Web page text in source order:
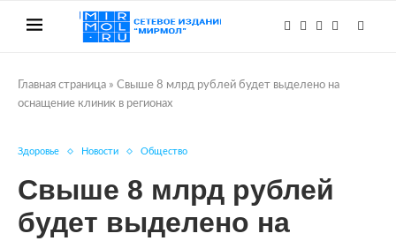
Главная страница » Свыше 8 млрд рублей будет выделено на
оснащение клиник в регионах
Здоровье Новости Общество
Свыше 8 млрд рублей
будет выделено на